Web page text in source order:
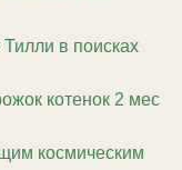
в поисках
котенок 2 мес
космическим